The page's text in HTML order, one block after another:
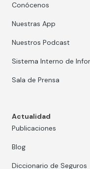
Conócenos
Nuestras App
Nuestros Podcast
Sistema Interno de
Sala de Prensa
Actualidad
Publicaciones
Blog
Diccionario de Seguros